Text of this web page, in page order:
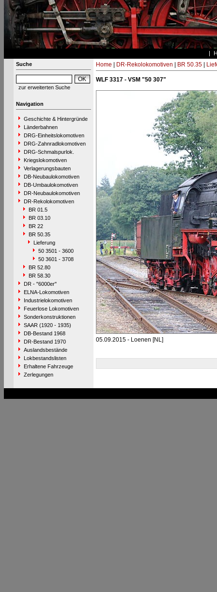
Suche
zur erweiterten Suche
Navigation
Geschichte & Hintergründe
Länderbahnen
DRG-Einheitslokomotiven
DRG-Zahnradlokomotiven
DRG-Schmalspurlok.
Kriegslokomotiven
Verlagerungsbauten
DB-Neubaulokomotiven
DB-Umbaulokomotiven
DR-Neubaulokomotiven
DR-Rekolokomotiven
BR 01.5
BR 03.10
BR 22
BR 50.35
Lieferung
50 3501 - 3600
50 3601 - 3708
BR 52.80
BR 58.30
DR - "6000er"
ELNA-Lokomotiven
Industrielokomotiven
Feuerlose Lokomotiven
Sonderkonstruktionen
SAAR (1920 - 1935)
DB-Bestand 1968
DR-Bestand 1970
Auslandsbestände
Lokbestandslisten
Erhaltene Fahrzeuge
Zerlegungen
Home DR-Rekolokomotiven BR 50.35|
WLF 3317 - VSM "50 307"
05.09.2015 - Loenen [NL]